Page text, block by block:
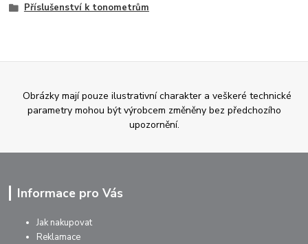
Příslušenství k tonometrům
Obrázky mají pouze ilustrativní charakter a veškeré technické
parametry mohou být výrobcem změněny bez předchozího
upozornění.
Informace pro Vás
Jak nakupovat
Reklamace